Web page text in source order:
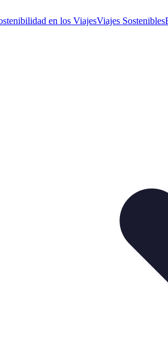
en los ViajesViajes Sostenibles